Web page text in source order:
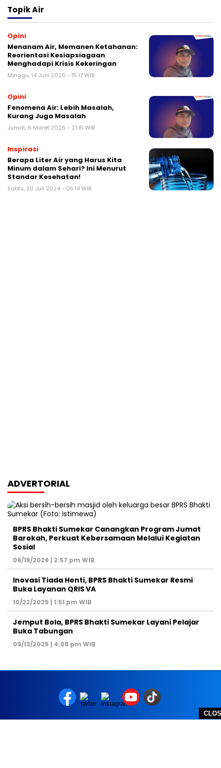
TopikAir
Opini
Menanam Air, Memanen Ketahanan:
Reorientasi Kesiapsiagaan
Menghadapi Krisis Kekeringan
Minggu, 14 Juni 2026 - 15:17 WIB
Opini
Fenomena Air: Lebih Masalah,
Kurang Juga Masalah
Jumat, 6 Maret 2026 - 21:15 WIB
Inspirasi
Berapa Liter Air yang Harus Kita
Minum dalam Sehari? Ini Menurut
Standar Kesehatan!
Sabtu, 20 Juli 2024 - 05:14 WIB
ADVERTORIAL
BPRS Bhakti Sumekar Canangkan Program Jumat
Barokah, Perkuat Kebersamaan Melalui Kegiatan
Sosial
06/19/2026 | 2:57 pm WIB
Inovasi Tiada Henti, BPRS Bhakti Sumekar Resmi
Buka Layanan QRIS VA
10/22/2025 | 1:51 pm WIB
Jemput Bola, BPRS Bhakti Sumekar Layani Pelajar
Buka Tabungan
09/13/2025 | 4:08 pm WIB